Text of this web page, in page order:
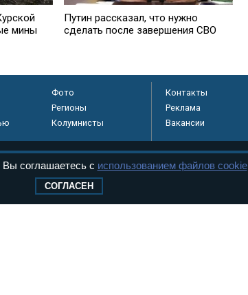
мины
Путин рассказал, что нужно
сделать после завершения СВО
Фото
Регионы
Колумнисты
Контакты
Реклама
Вакансии
Вы соглашаетесь с использованием файлов cookie
СОГЛАСЕН